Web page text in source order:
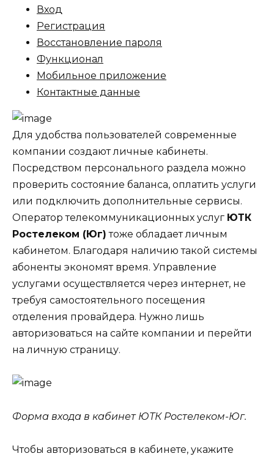
Вход
Регистрация
Восстановление пароля
Функционал
Мобильное приложение
Контактные данные
Для удобства пользователей современные
компании создают личные кабинеты.
Посредством персонального раздела можно
проверить состояние баланса, оплатить услуги
или подключить дополнительные сервисы.
Оператор телекоммуникационных услуг ЮТК
Ростелеком (Юг) тоже обладает личным
кабинетом. Благодаря наличию такой системы
абоненты экономят время. Управление
услугами осуществляется через интернет, не
требуя самостоятельного посещения
отделения провайдера. Нужно лишь
авторизоваться на сайте компании и перейти
на личную страницу.
Форма входа в кабинет ЮТК Ростелеком-Юг.
Чтобы авторизоваться в кабинете, укажите